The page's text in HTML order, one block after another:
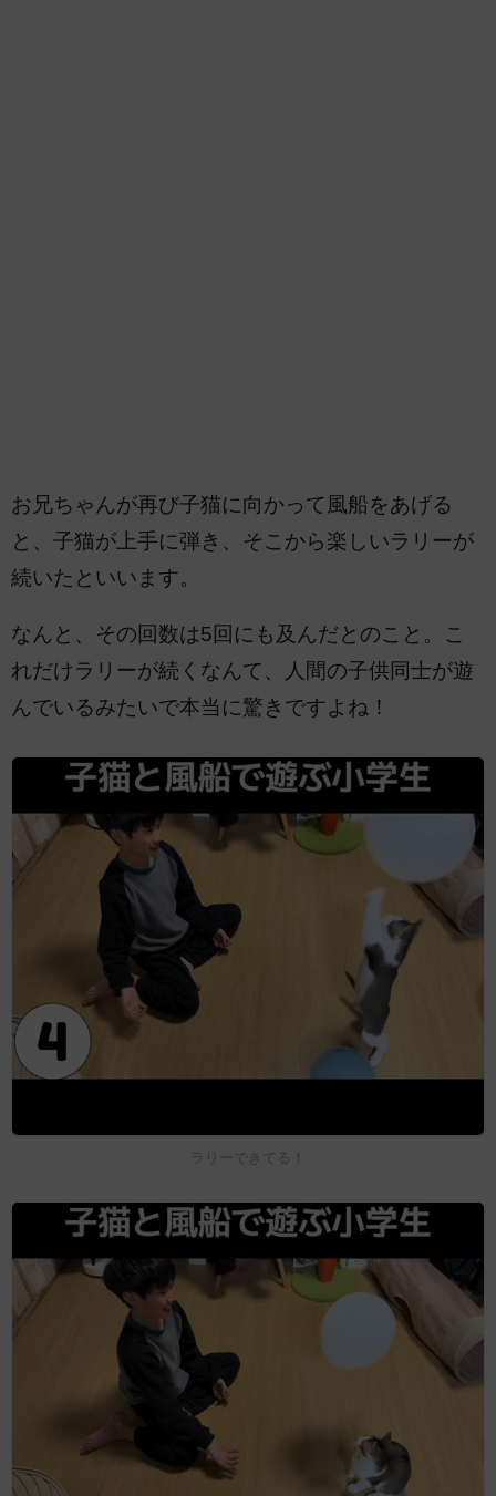
お兄ちゃんが再び子猫に向かって風船をあげる
と、子猫が上手に弾き、そこから楽しいラリーが
続いたといいます。
なんと、その回数は5回にも及んだとのこと。こ
れだけラリーが続くなんて、人間の子供同士が遊
んでいるみたいで本当に驚きですよね！
ラリーできてる！